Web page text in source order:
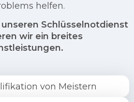
helfen.
unseren Schlüsselnotdienst
wir ein breites
von Meistern